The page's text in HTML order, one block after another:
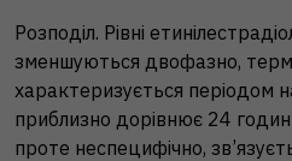
Розподіл. Рівні
зменшуються двофазно,
характеризується періодом
приблизно дорівнює 24
проте неспецифічно,